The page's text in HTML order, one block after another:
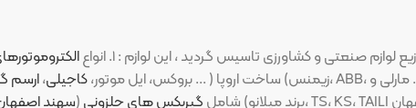
الکتروموتورهای صنعتی
(PM، بروکس، ایل موتور،کاجیلی،ارسم گوانگلو،
شاملگیربکس های حلزونی(سهند اصفهان،شاکرینو